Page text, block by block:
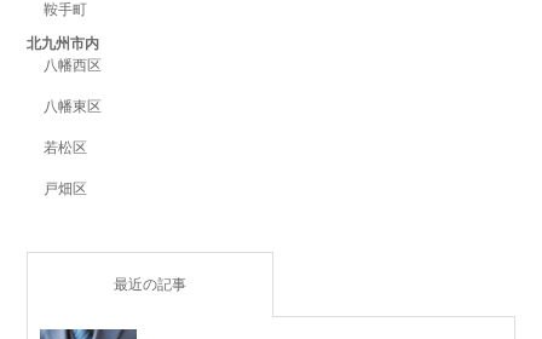
鞍手町
北九州市内
八幡西区
八幡東区
若松区
戸畑区
最近の記事